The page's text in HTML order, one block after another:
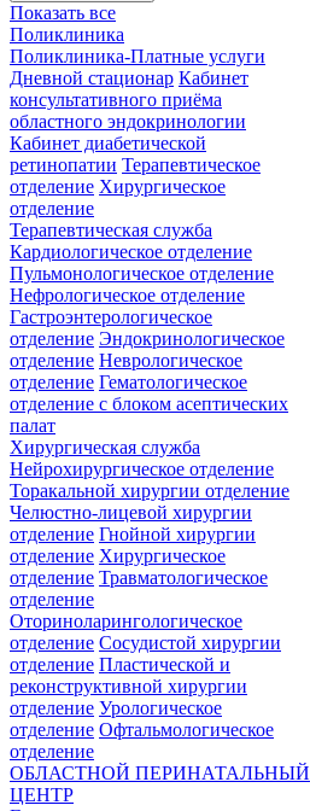
Показать все
Поликлиника
Поликлиника-Платные услуги
Дневной стационар Кабинет
консультативного приёма
областного эндокринологии
Кабинет диабетической
ретинопатии Терапевтическое
отделение Хирургическое
отделение
Терапевтическая служба
Кардиологическое отделение
Пульмонологическое отделение
Нефрологическое отделение
Гастроэнтерологическое
отделение Эндокринологическое
отделение Неврологическое
отделение Гематологическое
отделение c блоком асептических
палат
Хирургическая служба
Нейрохирургическое отделение
Торакальной хирургии отделение
Челюстно-лицевой хирургии
отделение Гнойной хирургии
отделение Хирургическое
отделение Травматологическое
отделение
Оториноларингологическое
отделение Сосудистой хирургии
отделение Пластической и
реконструктивной хирургии
отделение Урологическое
отделение Офтальмологическое
отделение
ОБЛАСТНОЙ ПЕРИНАТАЛЬНЫЙ
ЦЕНТР